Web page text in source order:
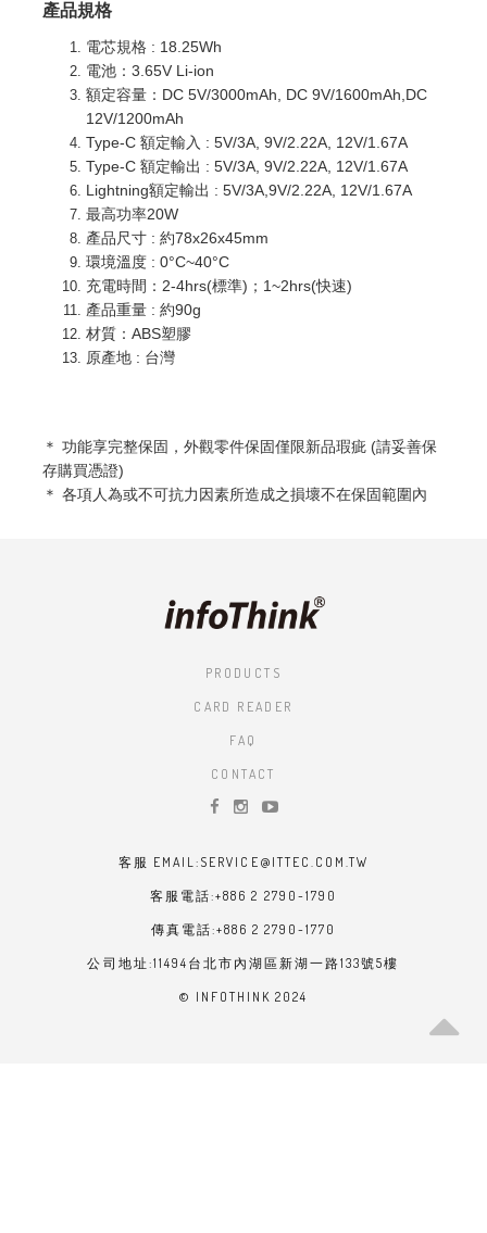
產品規格
電芯規格 : 18.25Wh
電池：3.65V Li-ion
額定容量：DC 5V/3000mAh, DC 9V/1600mAh,DC
12V/1200mAh
Type-C 額定輸入 : 5V/3A, 9V/2.22A, 12V/1.67A
Type-C 額定輸出 : 5V/3A, 9V/2.22A, 12V/1.67A
Lightning額定輸出 : 5V/3A,9V/2.22A, 12V/1.67A
最高功率20W
產品尺寸 : 約78x26x45mm
環境溫度 : 0°C~40°C
充電時間：2-4hrs(標準)；1~2hrs(快速)
產品重量 : 約90g
材質：ABS塑膠
原產地 : 台灣
＊ 功能享完整保固，外觀零件保固僅限新品瑕疵 (請妥善保
存購買憑證)
＊ 各項人為或不可抗力因素所造成之損壞不在保固範圍內
PRODUCTS
CARD READER
FAQ
CONTACT
客服 EMAIL:SERVICE@ITTEC.COM.TW
客服電話:+886 2 2790-1790
傳真電話:+886 2 2790-1770
公司地址:11494台北市內湖區新湖一路133號5樓
© INFOTHINK 2024